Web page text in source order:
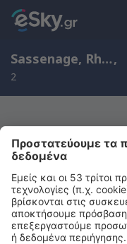
Sassenage, Rhone-Alpes, Γαλλία,
2
Μας
αποτελέσματα
Προσπαθήστε να κάνετε